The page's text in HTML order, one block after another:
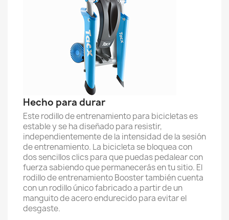
Hecho para durar
Este rodillo de entrenamiento para bicicletas es
estable y se ha diseñado para resistir,
independientemente de la intensidad de la sesión
de entrenamiento. La bicicleta se bloquea con
dos sencillos clics para que puedas pedalear con
fuerza sabiendo que permanecerás en tu sitio. El
rodillo de entrenamiento Booster también cuenta
con un rodillo único fabricado a partir de un
manguito de acero endurecido para evitar el
desgaste.